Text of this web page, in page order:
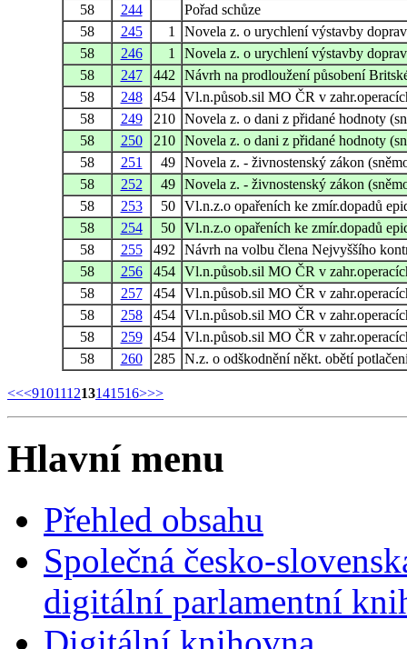
58
244
Pořad schůze
58
245 1
Novela z. o urychlení výstavby
58
246 1
Novela z. o urychlení výstavby
58
247 442
Návrh na prodloužení působení
58
248 454 Vl.n.působ.sil MO ČR v
58
249 210 Novela z. o dani z přidané hodnoty
58
250 210 Novela z. o dani z přidané hodnoty
58
251 49 Novela z. - živnostenský zákon
58
252 49 Novela z. - živnostenský zákon
58
253 50 Vl.n.z.o opařeních ke zmír.dopadů
58
254 50 Vl.n.z.o opařeních ke zmír.dopadů
58
255 492
Návrh na volbu člena Nejvyššího
58
256 454 Vl.n.působ.sil MO ČR v
58
257 454 Vl.n.působ.sil MO ČR v
58
258 454 Vl.n.působ.sil MO ČR v
58
259 454 Vl.n.působ.sil MO ČR v
58
260 285 N.z. o odškodnění někt. obětí
<<<910111213141516>>>
Hlavní menu
Přehled obsahu
Společná česko-
digitální parlamentní